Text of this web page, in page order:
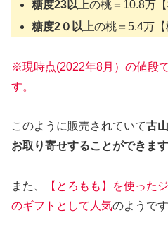
糖度23以上の桃＝10.8万【
糖度2０以上の桃＝5.4万【
※現時点(2022年8月）の値段
す。
このように販売されていて古
お取り寄せすることができます
また、
【とろもも】を使った
のギフトとして人気のようです